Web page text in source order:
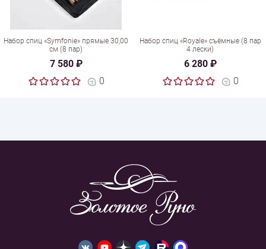
Набор спиц «Symfonie» прямые 30,00
см (8 пар)
7 580 ₽
0
Набор спиц «Royale» съёмные (8 пар
4 лески)
6 280 ₽
0